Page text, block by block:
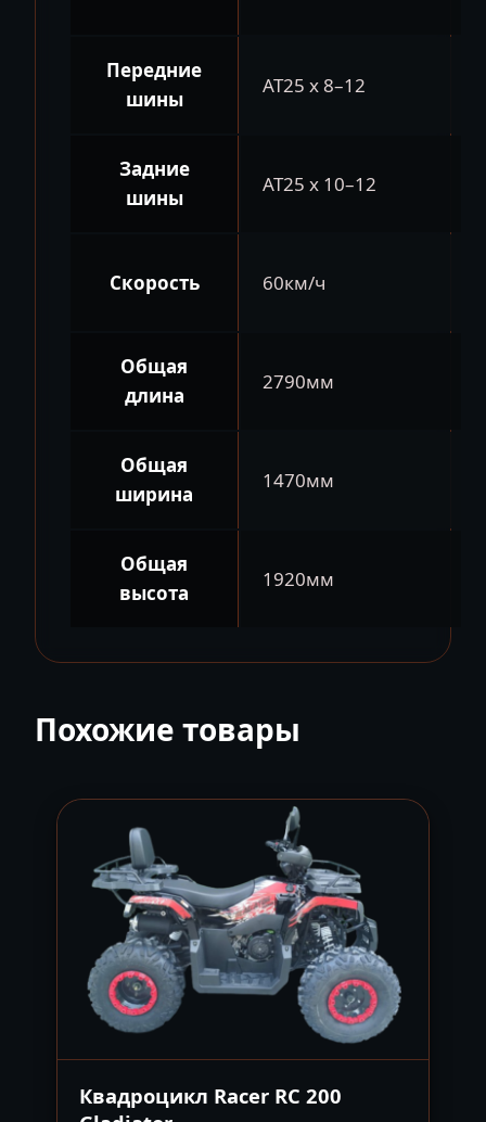
Передние
шины
AT25 x 8–12
Задние
шины
AT25 x 10–12
Скорость 60км/ч
Общая
длина
2790мм
Общая
ширина
1470мм
Общая
высота
1920мм
Похожие товары
Квадроцикл Racer RC 200